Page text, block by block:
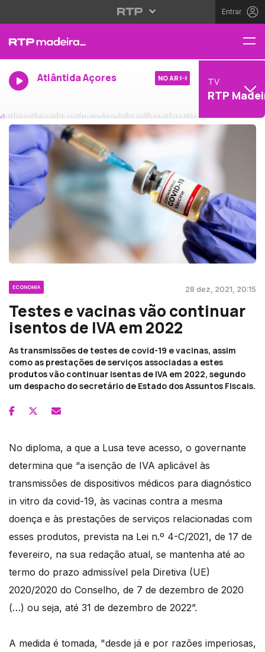
Entrar
Atlântida Açores NO AR TV
RTP
ECONOMIA 28 dez, 2021, 20:15
Testes e vacinas vão continuar
isentos de IVA em 2022
As transmissões de testes de covid-19 e vacinas, assim
como as prestações de serviços associadas a estes
produtos vão continuar isentas de IVA em 2022, segundo
um despacho do secretário de Estado dos Assuntos Fiscais.
No diploma, a que a Lusa teve acesso, o governante
determina que “a isenção de IVA aplicável às
transmissões de dispositivos médicos para diagnóstico
in vitro da covid-19, às vacinas contra a mesma
doença e às prestações de serviços relacionadas com
esses produtos, prevista na Lei n.º 4-C/2021, de 17 de
fevereiro, na sua redação atual, se mantenha até ao
termo do prazo admissível pela Diretiva (UE)
2020/2020 do Conselho, de 7 de dezembro de 2020
(…) ou seja, até 31 de dezembro de 2022”.
A medida é tomada, "desde já e por razões imperiosas,